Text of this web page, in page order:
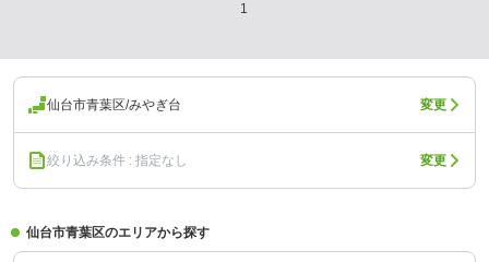
1
仙台市青葉区/みやぎ台 変更
絞り込み条件 : 指定なし 変更
仙台市青葉区のエリアから探す